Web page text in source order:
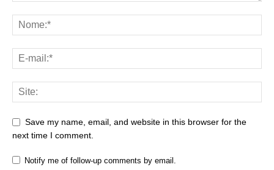
Save my name, email, and website in this browser for the
next time I comment.
Notify me of follow-up comments by email.